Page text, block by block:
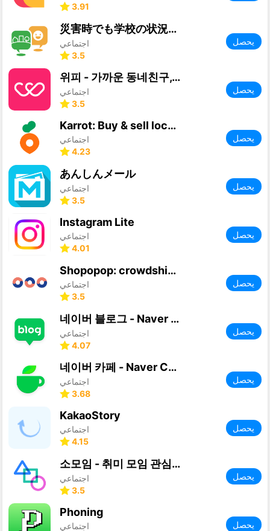
3.91
災害時でも学校の状況をリアルタイムに受信！マチコミメール
اجتماعي
3.5
يحصل
위피 - 가까운 동네친구, 설레는 소개팅
اجتماعي
3.5
يحصل
Karrot: Buy & sell locally
اجتماعي
4.23
يحصل
あんしんメール
اجتماعي
3.5
يحصل
Instagram Lite
اجتماعي
4.01
يحصل
Shopopop: crowdshipping
اجتماعي
3.5
يحصل
네이버 블로그 - Naver Blog
اجتماعي
4.07
يحصل
네이버 카페 - Naver Cafe
اجتماعي
3.68
يحصل
KakaoStory
اجتماعي
4.15
يحصل
소모임 - 취미 모임 관심사 동호회 동네친구 어플
اجتماعي
3.5
يحصل
Phoning
اجتماعي
يحصل